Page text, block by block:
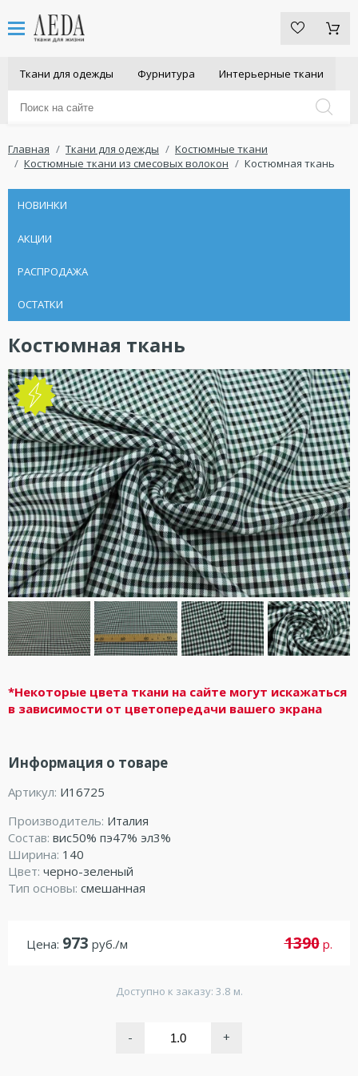
Ткани для одежды Фурнитура Интерьерные ткани
Главная Ткани для одежды
Костюмные ткани
Костюмные ткани из смесовых волокон
Костюмная ткань
НОВИНКИ
АКЦИИ
РАСПРОДАЖА
ОСТАТКИ
Костюмная ткань
*Некоторые цвета ткани на сайте могут искажаться
в зависимости от цветопередачи вашего экрана
Информация о товаре
Артикул: И16725
Производитель: Италия
Состав: вис50% пэ47% эл3%
Ширина: 140
Цвет: черно-зеленый
Тип основы: смешанная
Цена: 973 руб./м 1390р.
Доступно к заказу: 3.8 м.
- +